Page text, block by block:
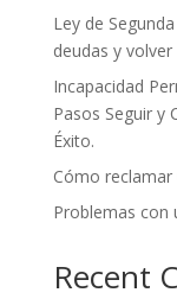
Ley de
deudas y
Incapacidad
Pasos Seguir y
Éxito.
Cómo
Problemas con
Recent